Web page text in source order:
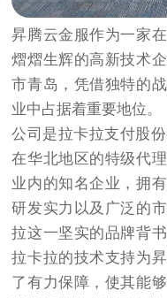
昇腾云金服作为一家
熠熠生辉的高新技术
市青岛，凭借独特的
业中占据着重要地位。​
公司是拉卡拉支付股
在华北地区的特级代
业内的知名企业，拥
研发实力以及广泛的
拉这一坚实的品牌背
拉卡拉的技术支持为
了有力保障，使其能